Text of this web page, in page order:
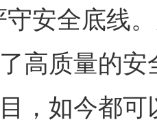
安全底线。
高质量的
，如今都可